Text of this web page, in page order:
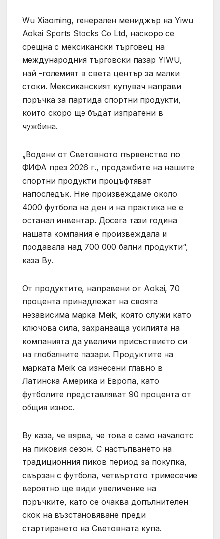
Wu Xiaoming, генерален мениджър на Yiwu
Aokai Sports Stocks Co Ltd, наскоро се
срещна с мексикански търговец на
международния търговски пазар YIWU,
най -големият в света център за малки
стоки. Мексиканският купувач направи
поръчка за партида спортни продукти,
които скоро ще бъдат изпратени в
чужбина.
„Водени от Световното първенство по
ФИФА през 2026 г., продажбите на нашите
спортни продукти процъфтяват
напоследък. Ние произвеждаме около
4000 футбола на ден и на практика не е
останал инвентар. Досега тази година
нашата компания е произвеждала и
продавала над 700 000 бални продукти“,
каза Ву.
От продуктите, направени от Aokai, 70
процента принадлежат на своята
независима марка Meik, която служи като
ключова сила, захранваща усилията на
компанията да увеличи присъствието си
на глобалните пазари. Продуктите на
марката Meik са изнесени главно в
Латинска Америка и Европа, като
футболите представляват 90 процента от
общия износ.
Ву каза, че вярва, че това е само началото
на пиковия сезон. С настъпването на
традиционния пиков период за покупка,
свързан с футбола, четвъртото тримесечие
вероятно ще види увеличение на
поръчките, като се очаква допълнителен
скок на възстановяване преди
стартирането на Световната купа.